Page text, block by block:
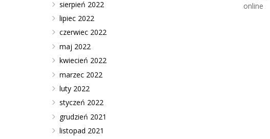
online
sierpień 2022
lipiec 2022
czerwiec 2022
maj 2022
kwiecień 2022
marzec 2022
luty 2022
styczeń 2022
grudzień 2021
listopad 2021